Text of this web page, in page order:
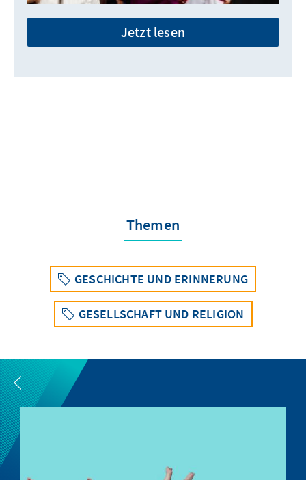
Jetzt lesen
Themen
GESCHICHTE UND ERINNERUNG
GESELLSCHAFT UND RELIGION